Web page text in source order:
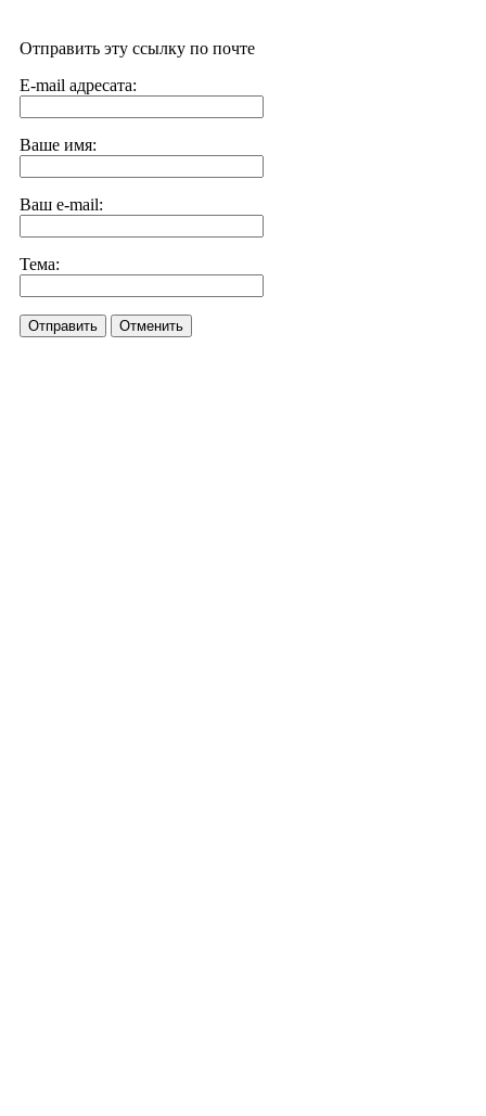
Отправить эту ссылку по почте
E-mail адресата:
Ваше имя:
Ваш e-mail:
Тема:
Отправить Отменить